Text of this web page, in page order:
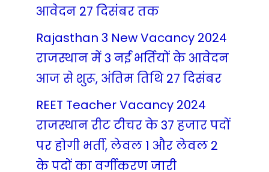
आवेदन 27 दिसंबर तक
Rajasthan 3 New Vacancy 2024
राजस्थान में 3 नई भर्तियों के आवेदन
आज से शुरू, अंतिम तिथि 27 दिसंबर
REET Teacher Vacancy 2024
राजस्थान रीट टीचर के 37 हजार पदों
पर होगी भर्ती, लेवल 1 और लेवल 2
के पदों का वर्गीकरण जारी